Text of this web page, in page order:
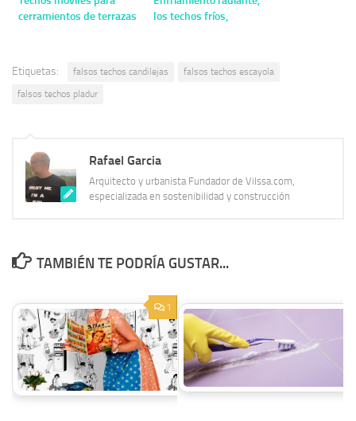
cerramientos de terrazas
los techos fríos,
Etiquetas: falsos techos candilejas
falsos techos escayola
falsos techos pladur
Rafael Garcia
Arquitecto y urbanista Fundador de Vilssa.com,
especializada en sostenibilidad y construcción
TAMBIÉN TE PODRÍA GUSTAR...
1